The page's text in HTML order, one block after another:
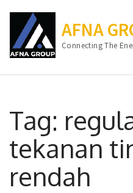
konten
(Tekan
AFNA
Connecting The
Tag:
tekanan
rendah